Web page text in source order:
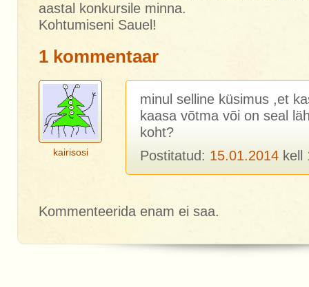
aastal konkursile minna.
Kohtumiseni Sauel!
1 kommentaar
kairisosi
minul selline küsimus ,et
kaasa võtma või on seal
koht?
Postitatud: 15.01.2014 kell
Kommenteerida enam ei saa.